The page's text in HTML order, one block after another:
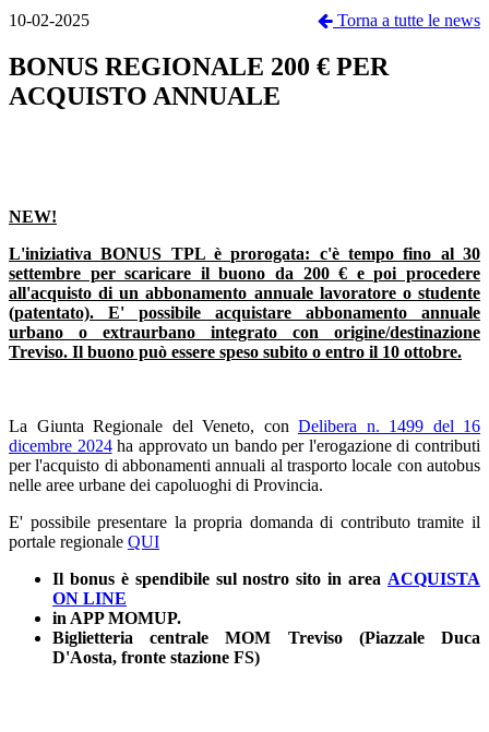
Torna a tutte le news
10-02-2025
BONUS REGIONALE 200 € PER
ACQUISTO ANNUALE
NEW!
L'iniziativa BONUS TPL è prorogata: c'è tempo fino al 30
settembre per scaricare il buono da 200 € e poi procedere
all'acquisto di un abbonamento annuale lavoratore o studente
(patentato). E' possibile acquistare abbonamento annuale
urbano o extraurbano integrato con origine/destinazione
Treviso. Il buono può essere speso subito o entro il 10 ottobre.
La Giunta Regionale del Veneto, con Delibera n. 1499 del 16
dicembre 2024ha approvato un bando per l'erogazione di contributi
per l'acquisto di abbonamenti annuali al trasporto locale con autobus
nelle aree urbane dei capoluoghi di Provincia.
E' possibile presentare la propria domanda di contributo tramite il
portale regionale QUI
Il bonus è spendibile sul nostro sito in area ACQUISTA
ON LINE
in APP MOMUP.
Biglietteria centrale MOM Treviso (Piazzale Duca
D'Aosta, fronte stazione FS)